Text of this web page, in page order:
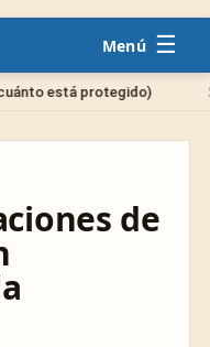
☰
Sin categoría
de